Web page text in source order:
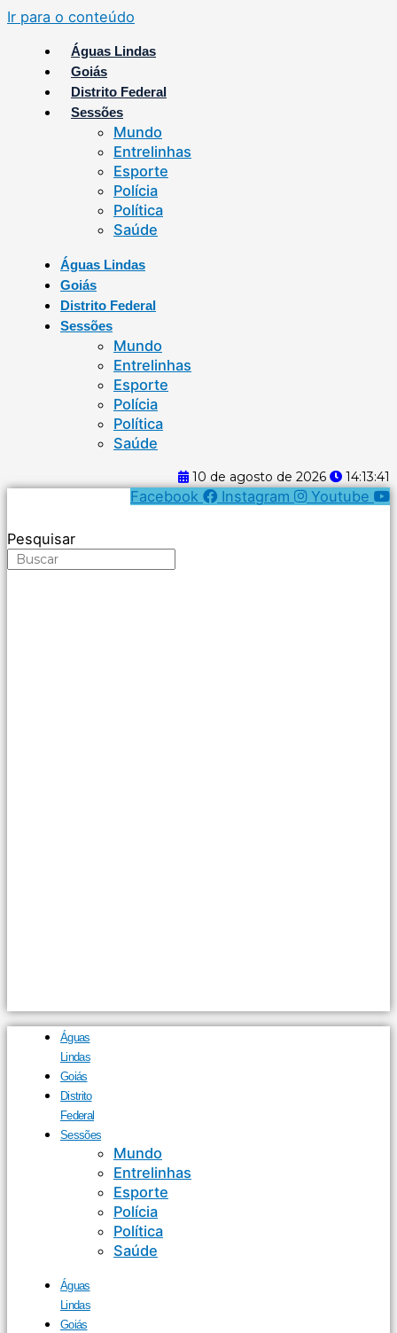
Ir para o conteúdo
Águas Lindas
Goiás
Distrito Federal
Sessões
Mundo
Entrelinhas
Esporte
Polícia
Política
Saúde
Águas Lindas
Goiás
Distrito Federal
Sessões
Mundo
Entrelinhas
Esporte
Polícia
Política
Saúde
10 de agosto de 2026 14:13:41
Facebook Instagram Youtube
Pesquisar
Águas
Lindas
Goiás
Distrito
Federal
Sessões
Mundo
Entrelinhas
Esporte
Polícia
Política
Saúde
Águas
Lindas
Goiás